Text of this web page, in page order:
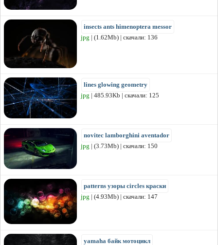
insects ants himenoptera messor
jpg | (1.62Mb) | скачали: 136
lines glowing geometry
jpg | 485.93Kb | скачали: 125
novitec lamborghini aventador
jpg | (3.73Mb) | скачали: 150
patterns узоры circles краски
jpg | (4.93Mb) | скачали: 147
yamaha байк мотоцикл